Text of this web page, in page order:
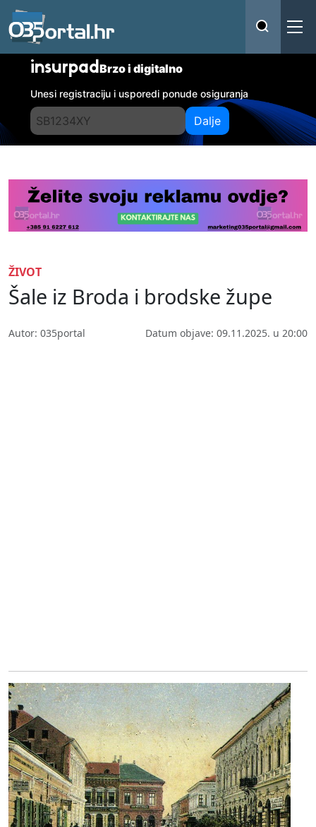
insurpadBrzo i digitalno
Unesi registraciju i usporedi ponude osiguranja
Dalje
ŽIVOT
Šale iz Broda i brodske župe
Autor: 035portal Datum objave: 09.11.2025. u 20:00